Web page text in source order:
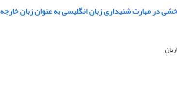
در مهارت شنیداری زبان انگلیسی به عنوان زبان خارجه